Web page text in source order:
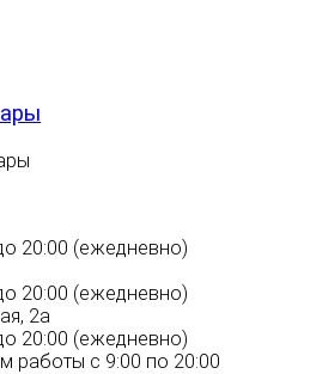
20:00 (ежедневно)
20:00 (ежедневно)
2а
20:00 (ежедневно)
работы с 9:00 по 20:00